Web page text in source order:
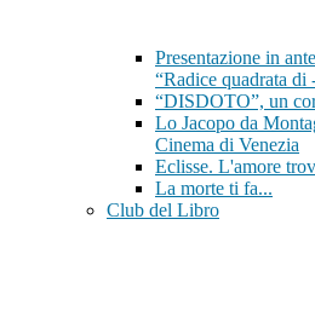
Presentazione in
“Radice quadrata di
“DISDOTO”, un
Lo Jacopo da
Cinema di Venezia
Eclisse. L'amore
La morte ti fa...
Club del Libro